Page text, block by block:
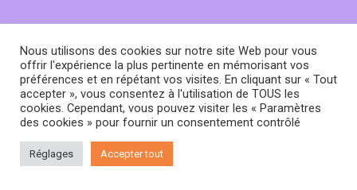
Nous utilisons des cookies sur notre site Web pour vous
offrir l'expérience la plus pertinente en mémorisant vos
préférences et en répétant vos visites. En cliquant sur « Tout
accepter », vous consentez à l'utilisation de TOUS les
cookies. Cependant, vous pouvez visiter les « Paramètres
des cookies » pour fournir un consentement contrôlé
Réglages Accepter tout